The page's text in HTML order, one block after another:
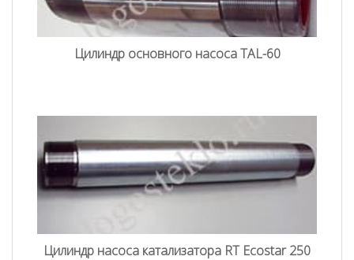
Цилиндр основного насоса TAL-60
Цилиндр насоса катализатора RT Еcostar 250